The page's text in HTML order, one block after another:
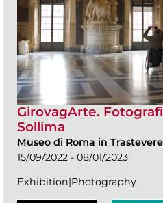
GirovagArte.
Sollima
Museo di Roma in Trastevere
15/09/2022 - 08/01/2023
Exhibition|Photography